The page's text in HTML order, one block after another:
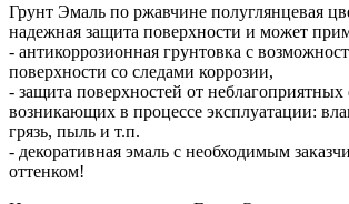
Грунт Эмаль по ржавчине полуглянцевая
надежная защита поверхности и может
- антикоррозионная грунтовка с
поверхности со следами коррозии,
- защита поверхностей от неблагоприятных
возникающих в процессе эксплуатации:
грязь, пыль и т.п.
- декоративная эмаль с необходимым
оттенком!